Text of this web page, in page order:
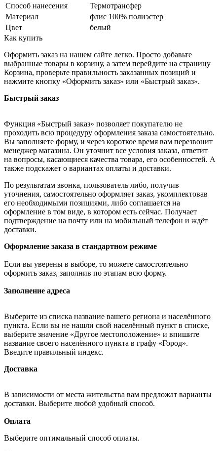
Способ нанесения
Термотрансфер
Материал
флис 100% полиэстер
Цвет
белый
Как купить
Оформить заказ на нашем сайте легко. Просто добавьте
выбранные товары в корзину, а затем перейдите на страницу
Корзина, проверьте правильность заказанных позиций и
нажмите кнопку «Оформить заказ» или «Быстрый заказ».
Быстрый заказ
Функция «Быстрый заказ» позволяет покупателю не
проходить всю процедуру оформления заказа самостоятельно.
Вы заполняете форму, и через короткое время вам перезвонит
менеджер магазина. Он уточнит все условия заказа, ответит
на вопросы, касающиеся качества товара, его особенностей. А
также подскажет о вариантах оплаты и доставки.
По результатам звонка, пользователь либо, получив
уточнения, самостоятельно оформляет заказ, укомплектовав
его необходимыми позициями, либо соглашается на
оформление в том виде, в котором есть сейчас. Получает
подтверждение на почту или на мобильный телефон и ждёт
доставки.
Оформление заказа в стандартном режиме
Если вы уверены в выборе, то можете самостоятельно
оформить заказ, заполнив по этапам всю форму.
Заполнение адреса
Выберите из списка название вашего региона и населённого
пункта. Если вы не нашли свой населённый пункт в списке,
выберите значение «Другое местоположение» и впишите
название своего населённого пункта в графу «Город».
Введите правильный индекс.
Доставка
В зависимости от места жительства вам предложат варианты
доставки. Выберите любой удобный способ.
Оплата
Выберите оптимальный способ оплаты.